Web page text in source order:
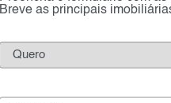
Breve as principais